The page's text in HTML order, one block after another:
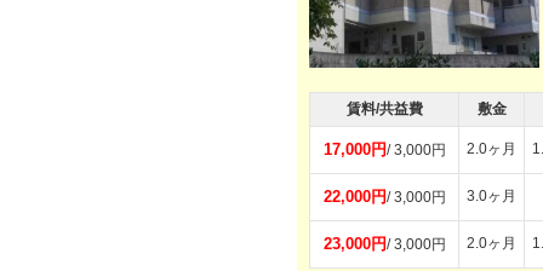
賃料/共益費 敷金
17,000円/ 3,000円 2.0ヶ月
22,000円/ 3,000円 3.0ヶ月
23,000円/ 3,000円 2.0ヶ月